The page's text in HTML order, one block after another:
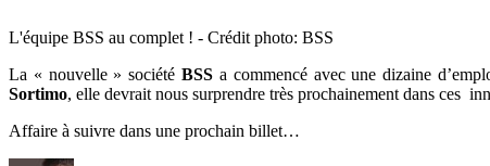
L'équipe BSS au complet ! - Crédit photo: BSS
La « nouvelle » sociétéBSS a commencé avec une dizaine
Sortimo, elle devrait nous surprendre très prochainement dans ces
Affaire à suivre dans une prochain billet…